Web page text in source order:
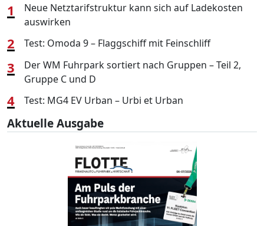
1
Neue Netztarifstruktur kann sich auf Ladekosten
auswirken
2 Test: Omoda 9 – Flaggschiff mit Feinschliff
3
Der WM Fuhrpark sortiert nach Gruppen – Teil 2,
Gruppe C und D
4 Test: MG4 EV Urban – Urbi et Urban
Aktuelle Ausgabe